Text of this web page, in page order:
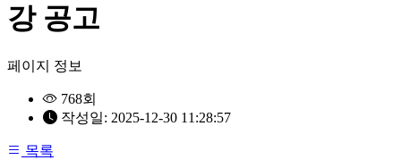
강 공고
페이지 정보
768회
작성일: 2025-12-30 11:28:57
목록